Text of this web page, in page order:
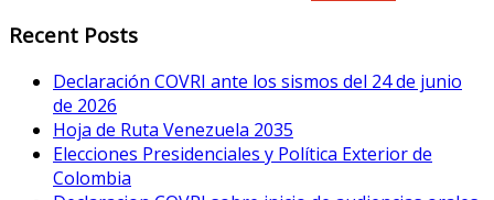
Recent Posts
Declaración COVRI ante los sismos del 24 de junio
de 2026
Hoja de Ruta Venezuela 2035
Elecciones Presidenciales y Política Exterior de
Colombia